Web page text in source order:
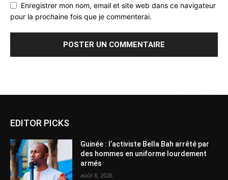
Enregistrer mon nom, email et site web dans ce navigateur
pour la prochaine fois que je commenterai.
EDITOR PICKS
Guinée : l’activiste Bella Bah arrêté par
des hommes en uniforme lourdement
armés
août 8, 2026